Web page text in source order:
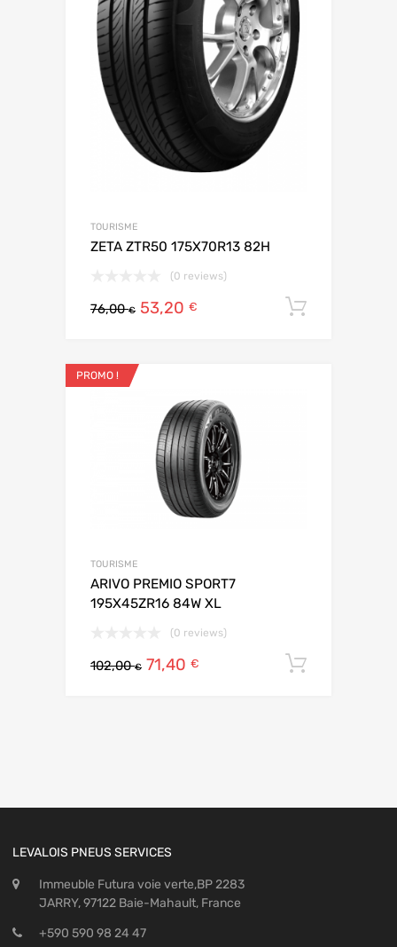
TOURISME
ZETA ZTR50 175X70R13 82H
(0 reviews)
76,00€ 53,20 €
PROMO !
TOURISME
ARIVO PREMIO SPORT7
195X45ZR16 84W XL
(0 reviews)
102,00€ 71,40 €
LEVALOIS PNEUS SERVICES
Immeuble Futura voie verte,BP 2283
JARRY, 97122 Baie-Mahault, France
+590 590 98 24 47